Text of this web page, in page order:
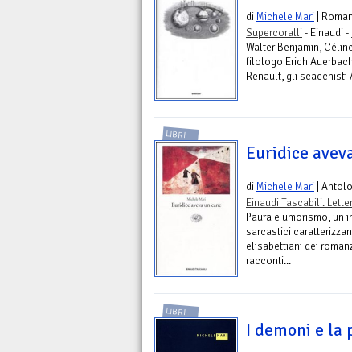
di Michele Mari |
Supercoralli - Einaudi -
Walter Benjamin,
filologo Erich
Renault, gli scacchisti
LIBRI
Euridice
di Michele Mari |
Einaudi Tascabili.
Paura e umorismo, un
sarcastici
elisabettiani dei
racconti...
LIBRI
I demoni e la